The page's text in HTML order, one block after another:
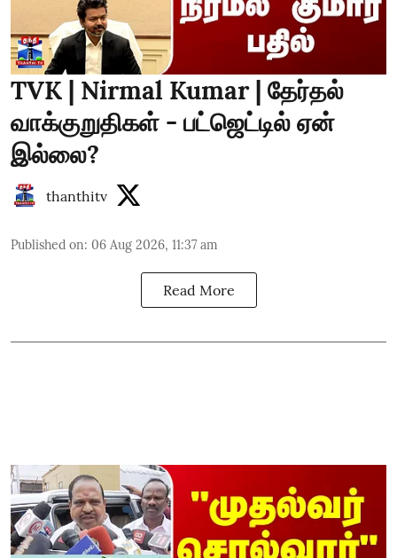
TVK | Nirmal Kumar | தேர்தல்
வாக்குறுதிகள் - பட்ஜெட்டில் ஏன்
இல்லை?
thanthitv
Published on: 06 Aug 2026, 11:37 am
Read More